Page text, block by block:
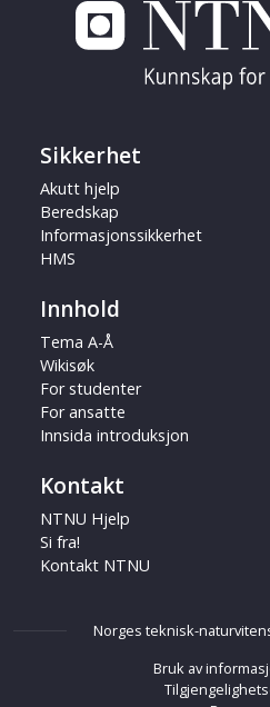
Sikkerhet
Akutt hjelp
Beredskap
Informasjonssikkerhet
HMS
Innhold
Tema A-Å
Wikisøk
For studenter
For ansatte
Innsida introduksjon
Kontakt
NTNU Hjelp
Si fra!
Kontakt NTNU
Norges teknisk-
Bruk av